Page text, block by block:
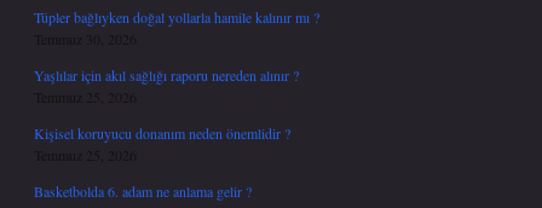
Tüpler bağlıyken doğal yollarla hamile kalınır mı ?
Temmuz 30, 2026
Yaşlılar için akıl sağlığı raporu nereden alınır ?
Temmuz 25, 2026
Kişisel koruyucu donanım neden önemlidir ?
Temmuz 25, 2026
Basketbolda 6. adam ne anlama gelir ?